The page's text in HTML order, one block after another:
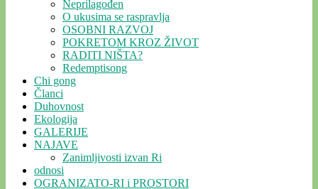
Neprilagođen
O ukusima se raspravlja
OSOBNI RAZVOJ
POKRETOM KROZ ŽIVOT
RADITI NIŠTA?
Redemptisong
Chi gong
Članci
Duhovnost
Ekologija
GALERIJE
NAJAVE
Zanimljivosti izvan Ri
odnosi
OGRANIZATO-RI i PROSTORI